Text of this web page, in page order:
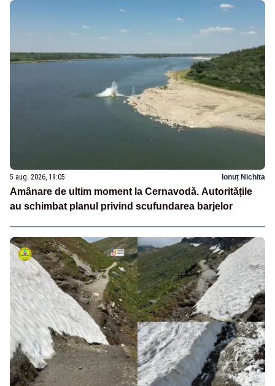
5 aug. 2026, 19:05 Ionuț Nichita
Amânare de ultim moment la Cernavodă. Autoritățile
au schimbat planul privind scufundarea barjelor